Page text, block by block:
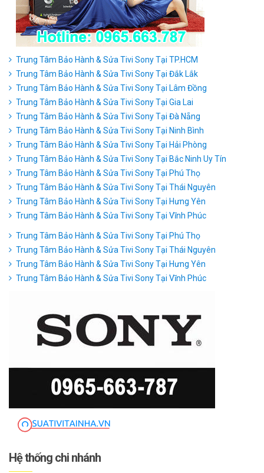
Trung Tâm Bảo Hành & Sửa Tivi Sony Tại TP.HCM
Trung Tâm Bảo Hành & Sửa Tivi Sony Tại Đắk Lắk
Trung Tâm Bảo Hành & Sửa Tivi Sony Tại Lâm Đồng
Trung Tâm Bảo Hành & Sửa Tivi Sony Tại Gia Lai
Trung Tâm Bảo Hành & Sửa Tivi Sony Tại Đà Nẵng
Trung Tâm Bảo Hành & Sửa Tivi Sony Tại Ninh Bình
Trung Tâm Bảo Hành & Sửa Tivi Sony Tại Hải Phòng
Trung Tâm Bảo Hành & Sửa Tivi Sony Tại Bắc Ninh Uy Tín
Trung Tâm Bảo Hành & Sửa Tivi Sony Tại Phú Thọ
Trung Tâm Bảo Hành & Sửa Tivi Sony Tại Thái Nguyên
Trung Tâm Bảo Hành & Sửa Tivi Sony Tại Hưng Yên
Trung Tâm Bảo Hành & Sửa Tivi Sony Tại Vĩnh Phúc
Trung Tâm Bảo Hành & Sửa Tivi Sony Tại Phú Thọ
Trung Tâm Bảo Hành & Sửa Tivi Sony Tại Thái Nguyên
Trung Tâm Bảo Hành & Sửa Tivi Sony Tại Hưng Yên
Trung Tâm Bảo Hành & Sửa Tivi Sony Tại Vĩnh Phúc
Hệ thống chi nhánh